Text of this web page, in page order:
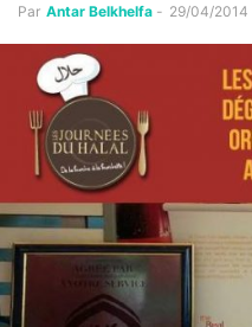
Par Antar Belkhelfa - 29/04/2014